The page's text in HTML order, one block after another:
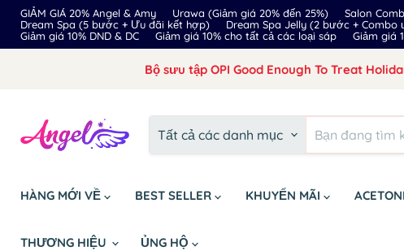
GIẢM GIÁ 20% Angel & Amy Urawa (Giảm giá 20% đến 25%) Salon
Dream Spa (5 bước + Ưu đãi kết hợp)
Dream Spa Jelly (2 bước + Combo
Giảm giá 10% DND & DC
Giảm giá 10% cho tất cả các loại sáp Giảm giá
Bộ sưu tập OPI Good Enough To Treat
Tất cả các danh mục
HÀNG MỚI VỀ BEST SELLER KHUYẾN MÃI
THƯƠNG HIỆU ỦNG HỘ